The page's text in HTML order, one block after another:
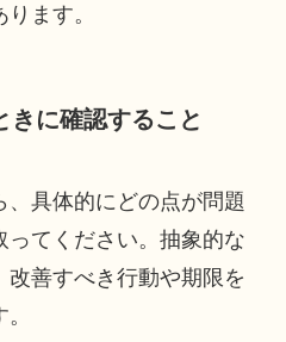
ます。
きに確認すること
具体的にどの点が問題
ってください。抽象的な
善すべき行動や期限を